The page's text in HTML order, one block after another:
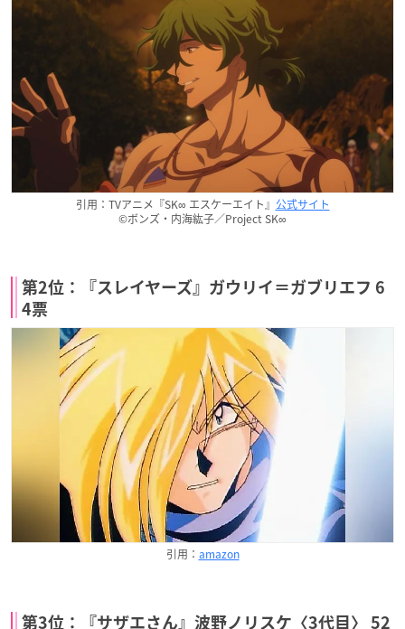
引用：TVアニメ『SK∞ エスケーエイト』 公式サイト
©ボンズ・内海紘子／Project SK∞
第2位：『スレイヤーズ』ガウリイ＝ガブリエフ 6
4票
引用： amazon
第3位：『サザエさん』波野ノリスケ〈3代目〉 52